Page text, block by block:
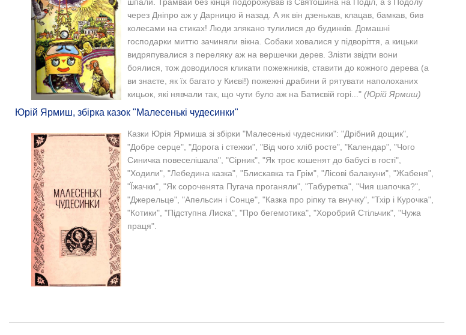
шпали. Трамвай без кінця подорожував із Святошина на Поділ, а з Подолу
через Дніпро аж у Дарницю й назад. А як він дзенькав, клацав, бамкав, бив
колесами на стиках! Люди злякано тулилися до будинків. Домашні
господарки миттю зачиняли вікна. Собаки ховалися у підворіття, а кицьки
видряпувалися з переляку аж на вершечки дерев. Злізти звідти вони
боялися, тож доводилося кликати пожежників, ставити до кожного дерева (а
ви знаєте, як їх багато у Києві!) пожежні драбини й рятувати наполоханих
кицьок, які нявчали так, що чути було аж на Батиєвій горі..." (Юрій Ярмиш)
Юрій Ярмиш, збірка казок "Малесенькі чудесинки"
Казки Юрія Ярмиша зі збірки "Малесенькі чудесники": "Дрібний дощик",
"Добре серце", "Дорога і стежки", "Від чого хліб росте", "Календар", "Чого
Синичка повеселішала", "Сірник", "Як троє кошенят до бабусі в гості",
"Ходили", "Лебедина казка", "Блискавка та Грім", "Лісові балакуни", "Жабеня",
"Їжачки", "Як сороченята Пугача проганяли", "Табуретка", "Чия шапочка?",
"Джерельце", "Апельсин і Сонце", "Казка про ріпку та внучку", "Тхір і Курочка",
"Котики", "Підступна Лиска", "Про бегемотика", "Хоробрий Стільчик", "Чужа
праця".